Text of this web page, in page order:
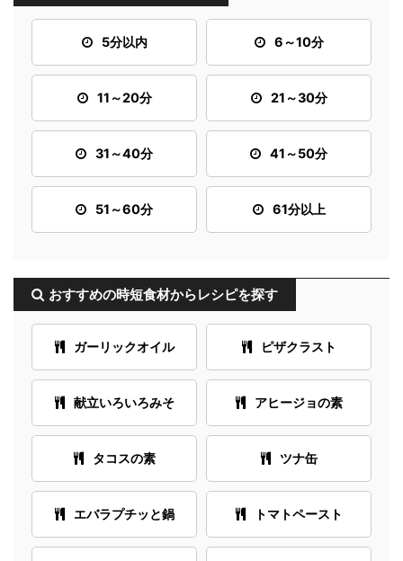
5分以内 6～10分
11～20分 21～30分
31～40分 41～50分
51～60分 61分以上
おすすめの時短食材からレシピを探す
ガーリックオイル ピザクラスト
献立いろいろみそ アヒージョの素
タコスの素 ツナ缶
エバラプチッと鍋 トマトペースト